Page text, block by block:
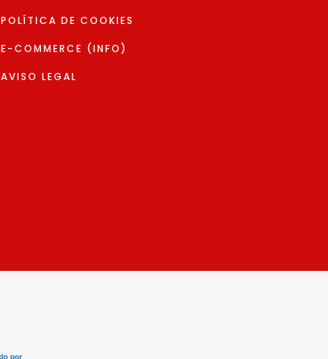
POLÍTICA DE COOKIES
E-COMMERCE (INFO)
AVISO LEGAL